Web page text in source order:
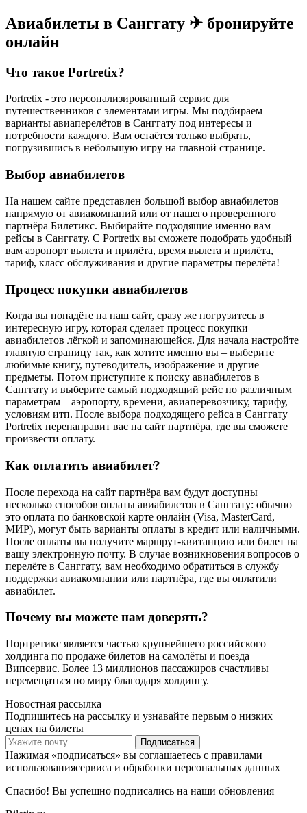
Авиабилеты в Санггату ✈ бронируйте
онлайн
Что такое Portretix?
Portretix - это персонализированный сервис для
путешественников с элементами игры. Мы подбираем
варианты авиаперелётов в Санггату под интересы и
потребности каждого. Вам остаётся только выбрать,
погрузившись в небольшую игру на главной странице.
Выбор авиабилетов
На нашем сайте представлен большой выбор авиабилетов
напрямую от авиакомпаний или от нашего проверенного
партнёра Билетикс. Выбирайте подходящие именно вам
рейсы в Санггату. С Portretix вы сможете подобрать удобный
вам аэропорт вылета и прилёта, время вылета и прилёта,
тариф, класс обслуживания и другие параметры перелёта!
Процесс покупки авиабилетов
Когда вы попадёте на наш сайт, сразу же погрузитесь в
интересную игру, которая сделает процесс покупки
авиабилетов лёгкой и запоминающейся. Для начала настройте
главную страницу так, как хотите именно вы – выберите
любимые книгу, путеводитель, изображение и другие
предметы. Потом приступите к поиску авиабилетов в
Санггату и выберите самый подходящий рейс по различным
параметрам – аэропорту, времени, авиаперевозчику, тарифу,
условиям итп. После выбора подходящего рейса в Санггату
Portretix перенаправит вас на сайт партнёра, где вы сможете
произвести оплату.
Как оплатить авиабилет?
После перехода на сайт партнёра вам будут доступны
несколько способов оплаты авиабилетов в Санггату: обычно
это оплата по банковской карте онлайн (Visa, MasterCard,
МИР), могут быть варианты оплаты в кредит или наличными.
После оплаты вы получите маршрут-квитанцию или билет на
вашу электронную почту. В случае возникновения вопросов о
перелёте в Санггату, вам необходимо обратиться в службу
поддержки авиакомпании или партнёра, где вы оплатили
авиабилет.
Почему вы можете нам доверять?
Портретикс является частью крупнейшего российского
холдинга по продаже билетов на самолёты и поезда
Випсервис. Более 13 миллионов пассажиров счастливы
перемещаться по миру благодаря холдингу.
Новостная рассылка
Подпишитесь на рассылку и узнавайте первым о низких
ценах на билеты
Подписаться
Нажимая «подписаться» вы соглашаетесь с правилами
использованиясервиса и обработки персональных данных
Спасибо! Вы успешно подписались на наши обновления